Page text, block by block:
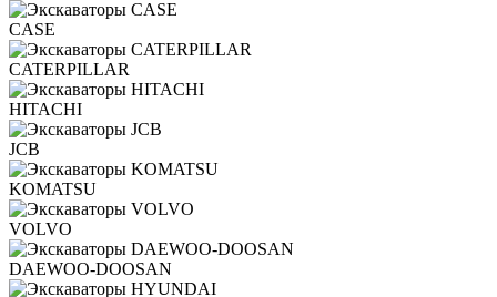
CASE
CATERPILLAR
HITACHI
JCB
KOMATSU
VOLVO
DAEWOO-DOOSAN